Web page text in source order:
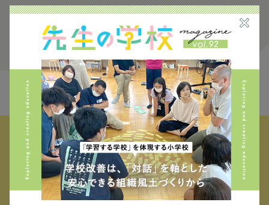
FIND THE CONTENTS
校種から探す テーマから探す
小学校 (293) 中学校 (261) 高校 (293) 一貫校 (65)
特別支援 (11) 大学・専門学校 (17) 保育園・幼稚園 (1)